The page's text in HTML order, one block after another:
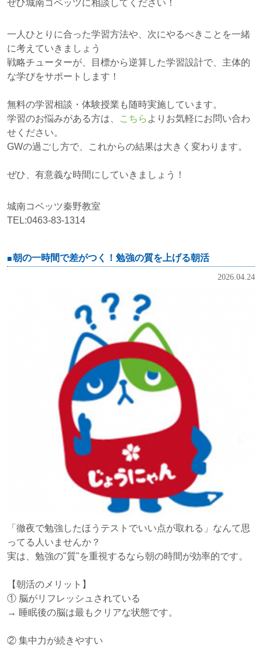
ぜひ城南コベッツに相談してください！
一人ひとりに合った学習方法や、次にやるべきことを一緒
に考えていきましょう
戦略チューターが、目標から逆算した学習設計で、主体的
な学びをサポートします！
無料の学習相談・体験授業も随時実施しています。
学習のお悩みがある方は、
こちら よりお気軽にお問い合わ
せください。
GWの過ごし方で、これからの結果は大きく変わります。
ぜひ、有意義な時間にしていきましょう！
城南コベッツ秦野教室
TEL:0463-83-1314
朝の一時間で差がつく！勉強の質を上げる朝活
2026.04.24
「徹夜で勉強したほうテストでいい点が取れる」なんて思
ってる人いませんか？
実は、勉強の"質"を重視するなら朝の時間が効率的です。
【朝活のメリット】
① 脳がリフレッシュされている
→ 睡眠後の脳は最もクリアな状態です。
② 集中力が続きやすい